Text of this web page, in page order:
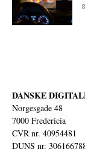
DANSKE
Norgesgade 48
7000 Fredericia
CVR nr. 40954481
DUNS nr.